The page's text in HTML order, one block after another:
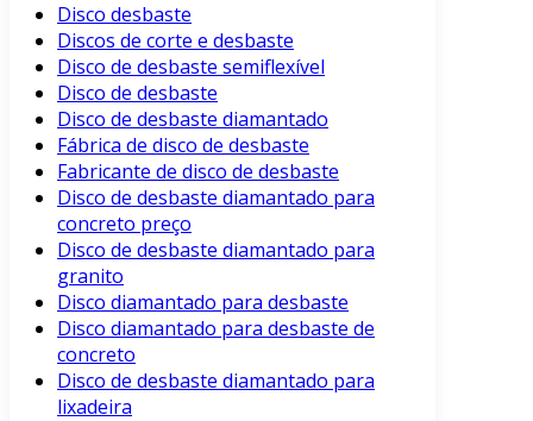
Disco desbaste
Discos de corte e desbaste
Disco de desbaste semiflexível
Disco de desbaste
Disco de desbaste diamantado
Fábrica de disco de desbaste
Fabricante de disco de desbaste
Disco de desbaste diamantado para
concreto preço
Disco de desbaste diamantado para
granito
Disco diamantado para desbaste
Disco diamantado para desbaste de
concreto
Disco de desbaste diamantado para
lixadeira